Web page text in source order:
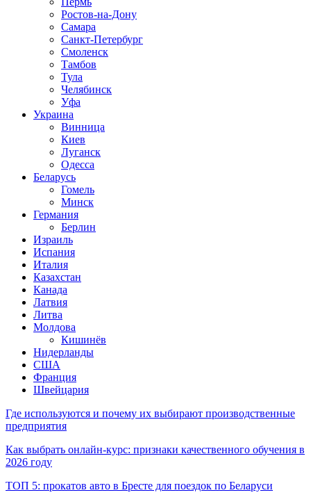
Ростов-на-Дону
Самара
Санкт-Петербург
Смоленск
Тамбов
Тула
Челябинск
Уфа
Украина
Винница
Киев
Луганск
Одесса
Беларусь
Гомель
Минск
Германия
Берлин
Израиль
Испания
Италия
Казахстан
Канада
Латвия
Литва
Молдова
Кишинёв
Нидерланды
США
Франция
Швейцария
Где используются и почему их выбирают производственные
предприятия
Как выбрать онлайн-курс: признаки качественного обучения в
2026 году
ТОП 5: прокатов авто в Бресте для поездок по Беларуси